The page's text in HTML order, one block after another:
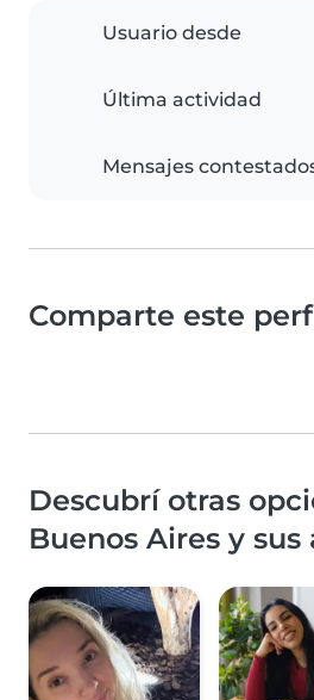
Usuario desde
Última actividad
Mensajes
Comparte este
Descubrí otras
Buenos Aires y